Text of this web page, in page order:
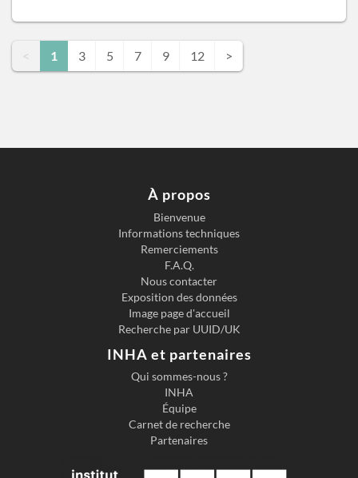
< 1 3 5 7 9 12 >
À propos
Bienvenue
Informations techniques
Remerciements
F.A.Q.
Nous contacter
Exposition des données
Image page d'accueil
Recherche par UUID/UK
INHA et partenaires
Qui sommes-nous ?
INHA
Équipe
Carnet de recherche
Partenaires